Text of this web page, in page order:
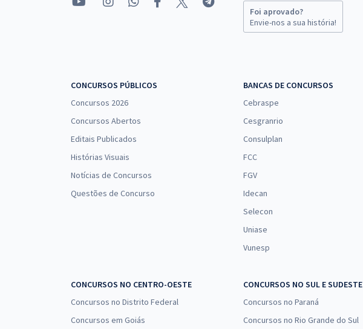
Foi aprovado?
Envie-nos a sua história!
CONCURSOS PÚBLICOS
Concursos 2026
Concursos Abertos
Editais Publicados
Histórias Visuais
Notícias de Concursos
Questões de Concurso
BANCAS DE CONCURSOS
Cebraspe
Cesgranrio
Consulplan
FCC
FGV
Idecan
Selecon
Uniase
Vunesp
CONCURSOS NO CENTRO-OESTE
Concursos no Distrito Federal
Concursos em Goiás
CONCURSOS NO SUL E SUDESTE
Concursos no Paraná
Concursos no Rio Grande do Sul